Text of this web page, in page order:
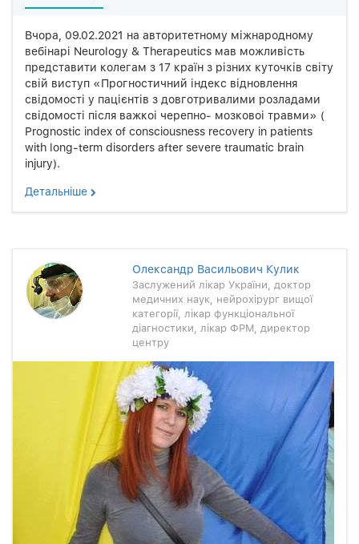
Вчора, 09.02.2021 на авторитетному міжнародному
вебінарі Neurology & Therapeutics мав можливість
представити колегам з 17 країн з різних куточків світу
свій виступ «Прогностичний індекс відновлення
свідомості у пацієнтів з довготривалими розладами
свідомості після важкоі черепно- мозковоі травми» (
Prognostic index of consciousness recovery in patients
with long-term disorders after severe traumatic brain
injury).
Детальнiше
Олександр Васильович Кулик
Заслужений лікар України, доктор
медичних наук, нейрохірург вищої
категорії, лікар функціональної
діагностики, лікар ФРМ, директор
центру